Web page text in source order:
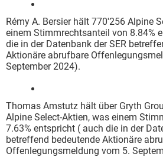
Rémy A. Bersier hält 770'256 Alpine
einem Stimmrechtsanteil von 8.84%
die in der Datenbank der SER
Aktionäre abrufbare
September 2024).
Thomas Amstutz hält über Gryth
Alpine Select-Aktien, was einem
7.63% entspricht ( auch die in der
betreffend bedeutende Aktionäre
Offenlegungsmeldung vom 5.